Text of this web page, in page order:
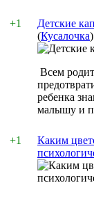
+1 Детские
(Кусалочка)
Всем
ребенка
малышу и
+1
Каким